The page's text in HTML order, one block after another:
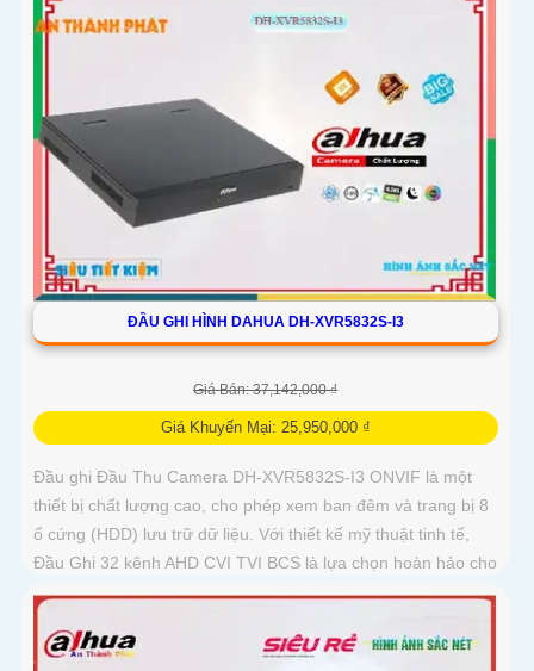
ĐẦU GHI HÌNH DAHUA DH-XVR5832S-I3
Giá Bán: 37,142,000 ₫
Giá Khuyến Mại: 25,950,000 ₫
Đầu ghi Đầu Thu Camera DH-XVR5832S-I3 ONVIF là một
thiết bị chất lượng cao, cho phép xem ban đêm và trang bị 8
ổ cứng (HDD) lưu trữ dữ liệu. Với thiết kế mỹ thuật tinh tế,
Đầu Ghi 32 kênh AHD CVI TVI BCS là lựa chọn hoàn hảo cho
hệ thống giám sát